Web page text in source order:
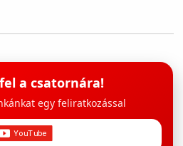
a csatornára!
egy feliratkozással